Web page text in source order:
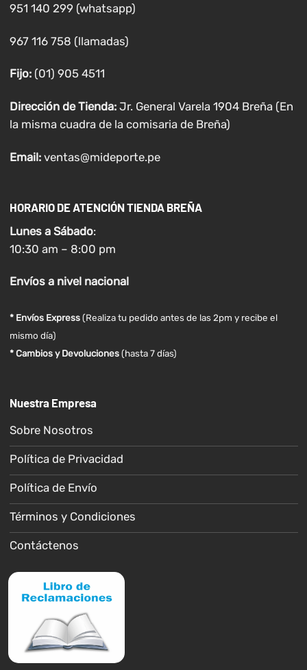
951 140 299 (whatsapp)
967 116 758 (llamadas)
Fijo:(01) 905 4511
Dirección de Tienda: Jr. General Varela 1904 Breña (En
la misma cuadra de la comisaria de Breña)
Email: ventas@mideporte.pe
HORARIO DE ATENCIÓN TIENDA BREÑA
Lunes a Sábado:
10:30 am – 8:00 pm
Envíosa nivel nacional
* Envíos Express(Realiza tu pedido antes de las 2pm y recibe el
mismo día)
* Cambios y Devoluciones (hasta 7 días)
Nuestra Empresa
Sobre Nosotros
Política de Privacidad
Política de Envío
Términos y Condiciones
Contáctenos